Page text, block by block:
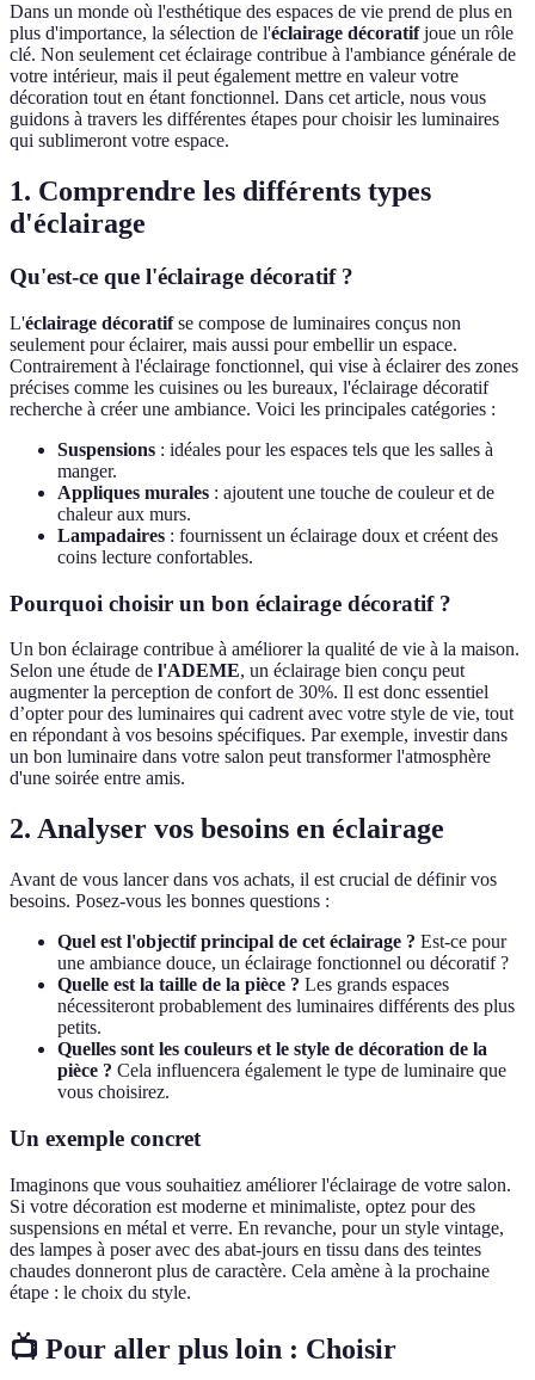
Dans un monde où l'esthétique des espaces de vie prend de plus en
plus d'importance, la sélection de l'éclairage décoratifjoue un rôle
clé. Non seulement cet éclairage contribue à l'ambiance générale de
votre intérieur, mais il peut également mettre en valeur votre
décoration tout en étant fonctionnel. Dans cet article, nous vous
guidons à travers les différentes étapes pour choisir les luminaires
qui sublimeront votre espace.
1. Comprendre les différents types
d'éclairage
Qu'est-ce que l'éclairage décoratif ?
L'éclairage décoratifse compose de luminaires conçus non
seulement pour éclairer, mais aussi pour embellir un espace.
Contrairement à l'éclairage fonctionnel, qui vise à éclairer des zones
précises comme les cuisines ou les bureaux, l'éclairage décoratif
recherche à créer une ambiance. Voici les principales catégories :
Suspensions : idéales pour les espaces tels que les salles à
manger.
Appliques murales : ajoutent une touche de couleur et de
chaleur aux murs.
Lampadaires : fournissent un éclairage doux et créent des
coins lecture confortables.
Pourquoi choisir un bon éclairage décoratif ?
Un bon éclairage contribue à améliorer la qualité de vie à la maison.
Selon une étude de l'ADEME, un éclairage bien conçu peut
augmenter la perception de confort de 30%. Il est donc essentiel
d’opter pour des luminaires qui cadrent avec votre style de vie, tout
en répondant à vos besoins spécifiques. Par exemple, investir dans
un bon luminaire dans votre salon peut transformer l'atmosphère
d'une soirée entre amis.
2. Analyser vos besoins en éclairage
Avant de vous lancer dans vos achats, il est crucial de définir vos
besoins. Posez-vous les bonnes questions :
Quel est l'objectif principal de cet éclairage ? Est-ce pour
une ambiance douce, un éclairage fonctionnel ou décoratif ?
Quelle est la taille de la pièce ? Les grands espaces
nécessiteront probablement des luminaires différents des plus
petits.
Quelles sont les couleurs et le style de décoration de la
pièce ? Cela influencera également le type de luminaire que
vous choisirez.
Un exemple concret
Imaginons que vous souhaitiez améliorer l'éclairage de votre salon.
Si votre décoration est moderne et minimaliste, optez pour des
suspensions en métal et verre. En revanche, pour un style vintage,
des lampes à poser avec des abat-jours en tissu dans des teintes
chaudes donneront plus de caractère. Cela amène à la prochaine
étape : le choix du style.
📺 Pour aller plus loin : Choisir